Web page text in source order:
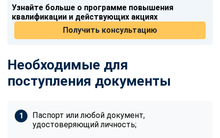
Узнайте больше о программе повышения
квалификации и действующих акциях
Получить консультацию
Необходимые для
поступления документы
Паспорт или любой документ,
удостоверяющий личность;